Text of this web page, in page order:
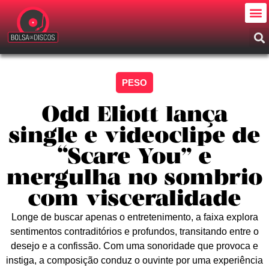
PESO
Odd Eliott lança
single e videoclipe de
“Scare You” e
mergulha no sombrio
com visceralidade
Longe de buscar apenas o entretenimento, a faixa explora
sentimentos contraditórios e profundos, transitando entre o
desejo e a confissão. Com uma sonoridade que provoca e
instiga, a composição conduz o ouvinte por uma experiência